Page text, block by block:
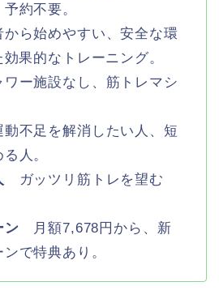
約不要。
から始めやすい、安全な環
果的なトレーニング。
ー施設なし、筋トレマシ
不足を解消したい人、短
人。
ガッツリ筋トレを望む
ン 月額7,678円から、新
で特典あり。